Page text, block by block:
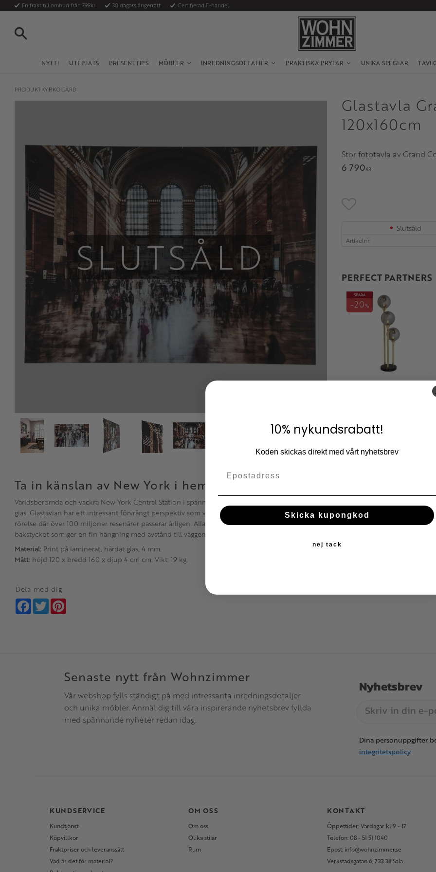
Fri frakt till ombud från 799kr 30 dagars ångerrätt Certifierad E-handel
NYTT! UTEPLATS PRESENTTIPS MÖBLER INREDNINGSDETALJER PRAKTISKA PRYLAR UNIKA SPEGLAR
PRODUKTKYRKOGÅRD
Glastavla
120x160cm
Stor fototavla av Grand
SLUTSÅLD
6 790KR
Lägg till i favoriter
Slutsåld
Artikelnr
PERFECT PARTNERS
SPARA
20%
KÖP
Ta in känslan av New York i hemmet
Världsberömda och vackra New York Central Station i spännande fotokonst med print direkt på
glas. Glastavlan har ett intressant förvrängt perspektiv som verkligen förstärker känslan av liv och
rörelse där över 100 miljoner resenärer passerar årligen. Alla våra glastavlor har distanser i
bakstycket som ger en fin hängning med avstånd till väggen. En fantastisk eye-catcher på väggen!
Material: Print på laminerat, härdat glas, 4 mm.
Mått: höjd 120 x bredd 160 x djup 4 cm cm. Vikt: 19 kg.
Dela med dig
Facebook
Twitter
Senaste nytt från Wohnzimmer
Vår webshop fylls ständigt på med intressanta inredningsdetaljer
och unika möbler. Anmäl dig till våra inspirerande nyhetsbrev fyllda
med spännande nyheter redan idag.
Nyhetsbrev
Dina personuppgifter
integritetspolicy.
KUNDSERVICE
Kundtjänst
Köpvillkor
Fraktpriser och leveranssätt
Vad är det för material?
OM OSS
Om oss
Olika stilar
Rum
KONTAKT
Öppettider: Vardagar kl 9 - 17
Telefon: 08 - 51 51 1040
Epost: info@wohnzimmer.se
Verkstadsgatan 6, 733 38 Sala
10% nykundsrabatt!
Koden skickas direkt med vårt nyhetsbrev
Skicka kupongkod
nej tack